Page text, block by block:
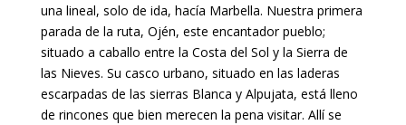
una lineal, solo de ida, hacía Marbella. Nuestra primera
parada de la ruta, Ojén, este encantador pueblo;
situado a caballo entre la Costa del Sol y la Sierra de
las Nieves. Su casco urbano, situado en las laderas
escarpadas de las sierras Blanca y Alpujata, está lleno
de rincones que bien merecen la pena visitar. Allí se